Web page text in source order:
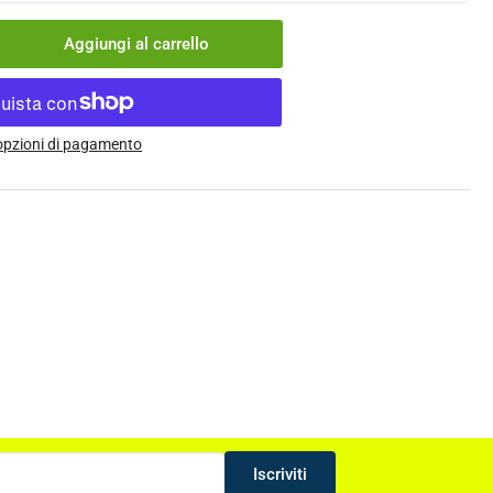
Aggiungi al carrello
di pagamento
Iscriviti